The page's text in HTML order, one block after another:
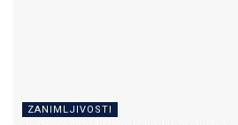
ZANIMLJIVOSTI